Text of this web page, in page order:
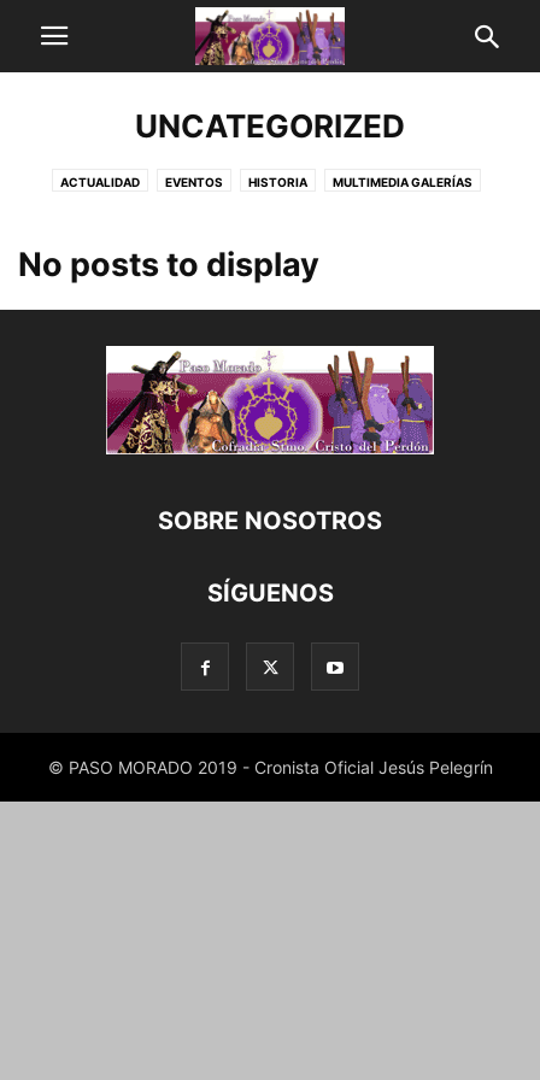
UNCATEGORIZED
ACTUALIDAD EVENTOS HISTORIA MULTIMEDIA GALERÍAS
No posts to display
SOBRE NOSOTROS
SÍGUENOS
© PASO MORADO 2019 - Cronista Oficial Jesús Pelegrín